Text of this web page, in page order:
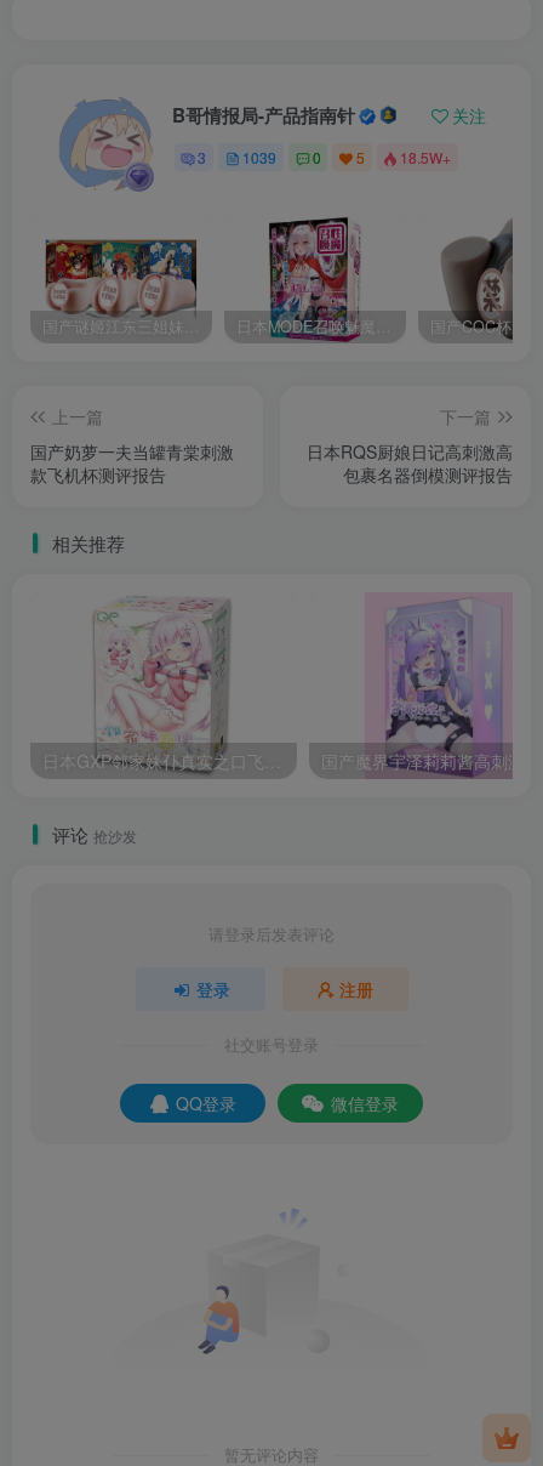
B哥情报局-产品指南针 关注
3 1039 0 5 18.5W+
国产谜姬江东三姐妹国潮飞机杯低中高刺激度全覆盖飞机杯测评报告 日本MODE召唤魅魔飞机杯高刺激榨汁姬名器倒模自慰器使用体验及测评报告
上一篇
国产奶萝一夫当罐青棠刺激
款飞机杯测评报告
下一篇
日本RQS厨娘日记高刺激高
包裹名器倒模测评报告
相关推荐
日本GXP邻家妹仆真实之口飞机杯测评报告
评论 抢沙发
请登录后发表评论
登录 注册
社交账号登录
QQ登录 微信登录
暂无评论内容